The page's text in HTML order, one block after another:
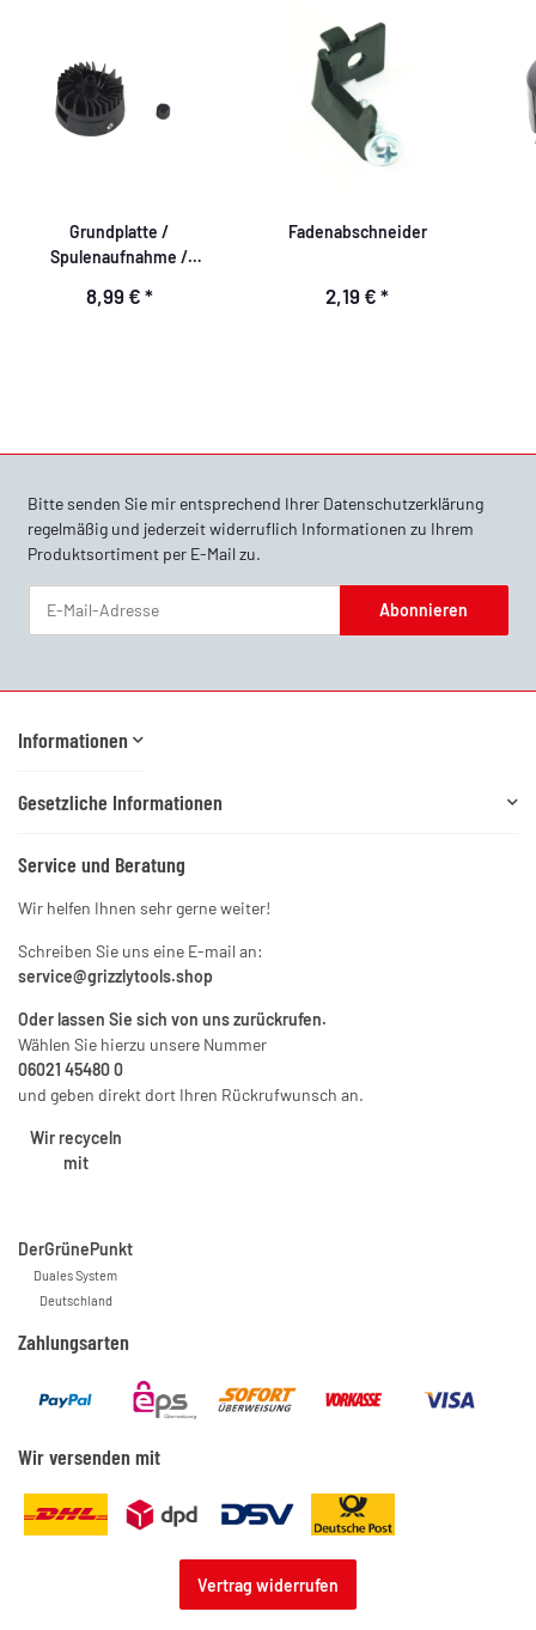
Grundplatte /
Spulenaufnahme /
8,99 € *
Fadenabschneider
2,19 € *
Bitte senden Sie mir entsprechend Ihrer Datenschutzerklärung
regelmäßig und jederzeit widerruflich Informationen zu Ihrem
Produktsortiment per E-Mail zu.
Abonnieren
Informationen
Gesetzliche Informationen
Service und Beratung
Wir helfen Ihnen sehr gerne weiter!
Schreiben Sie uns eine E-mail an:
service@grizzlytools.shop
Oder lassen Sie sich von uns zurückrufen.
Wählen Sie hierzu unsere Nummer
06021 45480 0
und geben direkt dort Ihren Rückrufwunsch an.
Wir recyceln
mit
DerGrünePunkt
Duales System
Deutschland
Zahlungsarten
Wir versenden mit
Vertrag widerrufen